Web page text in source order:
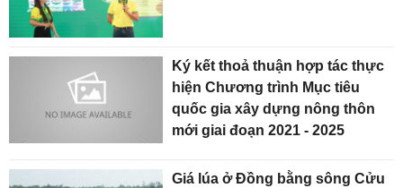
Ký kết thoả thuận hợp tác thực
hiện Chương trình Mục tiêu
quốc gia xây dựng nông thôn
mới giai đoạn 2021 - 2025
Giá lúa ở Đồng bằng sông Cửu